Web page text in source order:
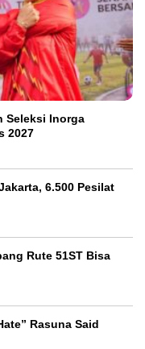
Seleksi Inorga
2027
6.500 Pesilat
Rute 51ST Bisa
Rasuna Said